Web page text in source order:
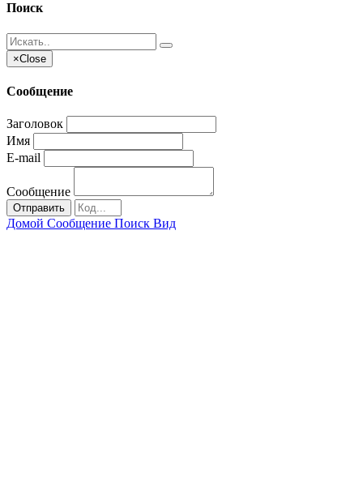
Поиск
×Close
Сообщение
Заголовок
Имя
E-mail
Сообщение
Отправить
Домой Сообщение Поиск Вид